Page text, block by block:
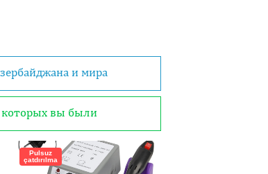
и мира
которых вы были